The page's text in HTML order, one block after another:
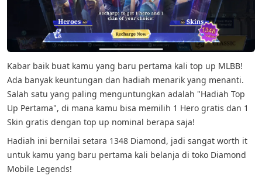
Kabar baik buat kamu yang baru pertama kali top up MLBB!
Ada banyak keuntungan dan hadiah menarik yang menanti.
Salah satu yang paling menguntungkan adalah "Hadiah Top
Up Pertama", di mana kamu bisa memilih 1 Hero gratis dan 1
Skin gratis dengan top up nominal berapa saja!
Hadiah ini bernilai setara 1348 Diamond, jadi sangat worth it
untuk kamu yang baru pertama kali belanja di toko Diamond
Mobile Legends!